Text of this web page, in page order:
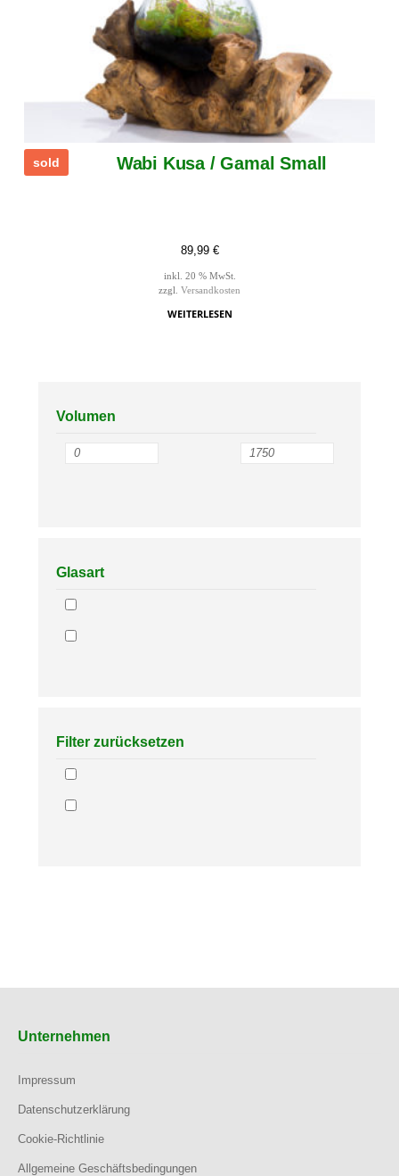
sold Wabi Kusa / Gamal Small
89,99 €
inkl. 20 % MwSt.
zzgl. Versandkosten
WEITERLESEN
Volumen
Glasart
Filter zurücksetzen
Unternehmen
Impressum
Datenschutzerklärung
Cookie-Richtlinie
Allgemeine Geschäftsbedingungen